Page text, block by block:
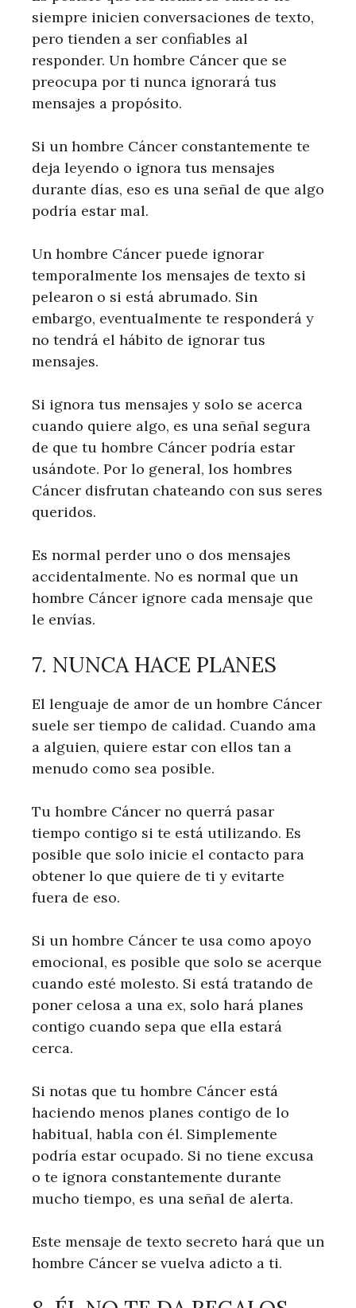
siempre inicien conversaciones de texto,
pero tienden a ser confiables al
responder. Un hombre Cáncer que se
preocupa por ti nunca ignorará tus
mensajes a propósito.
Si un hombre Cáncer constantemente te
deja leyendo o ignora tus mensajes
durante días, eso es una señal de que algo
podría estar mal.
Un hombre Cáncer puede ignorar
temporalmente los mensajes de texto si
pelearon o si está abrumado. Sin
embargo, eventualmente te responderá y
no tendrá el hábito de ignorar tus
mensajes.
Si ignora tus mensajes y solo se acerca
cuando quiere algo, es una señal segura
de que tu hombre Cáncer podría estar
usándote. Por lo general, los hombres
Cáncer disfrutan chateando con sus seres
queridos.
Es normal perder uno o dos mensajes
accidentalmente. No es normal que un
hombre Cáncer ignore cada mensaje que
le envías.
7. NUNCA HACE PLANES
El lenguaje de amor de un hombre Cáncer
suele ser tiempo de calidad. Cuando ama
a alguien, quiere estar con ellos tan a
menudo como sea posible.
Tu hombre Cáncer no querrá pasar
tiempo contigo si te está utilizando. Es
posible que solo inicie el contacto para
obtener lo que quiere de ti y evitarte
fuera de eso.
Si un hombre Cáncer te usa como apoyo
emocional, es posible que solo se acerque
cuando esté molesto. Si está tratando de
poner celosa a una ex, solo hará planes
contigo cuando sepa que ella estará
cerca.
Si notas que tu hombre Cáncer está
haciendo menos planes contigo de lo
habitual, habla con él. Simplemente
podría estar ocupado. Si no tiene excusa
o te ignora constantemente durante
mucho tiempo, es una señal de alerta.
Este mensaje de texto secreto hará que un
hombre Cáncer se vuelva adicto a ti.